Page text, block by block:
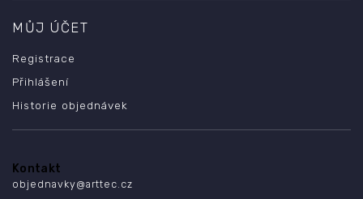
MŮJ ÚČET
Registrace
Přihlášení
Historie objednávek
Kontakt
objednavky@arttec.cz